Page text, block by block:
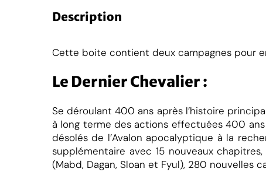
é
a
i
n
t
e
Description
Cette boite contient deux campagnes pour
Le Dernier Chevalier :
Se déroulant 400 ans après l’histoire
à long terme des actions effectuées 400
désolés de l’Avalon apocalyptique à la
supplémentaire avec 15 nouveaux
(Mabd, Dagan, Sloan et Fyul), 280 nouvelles